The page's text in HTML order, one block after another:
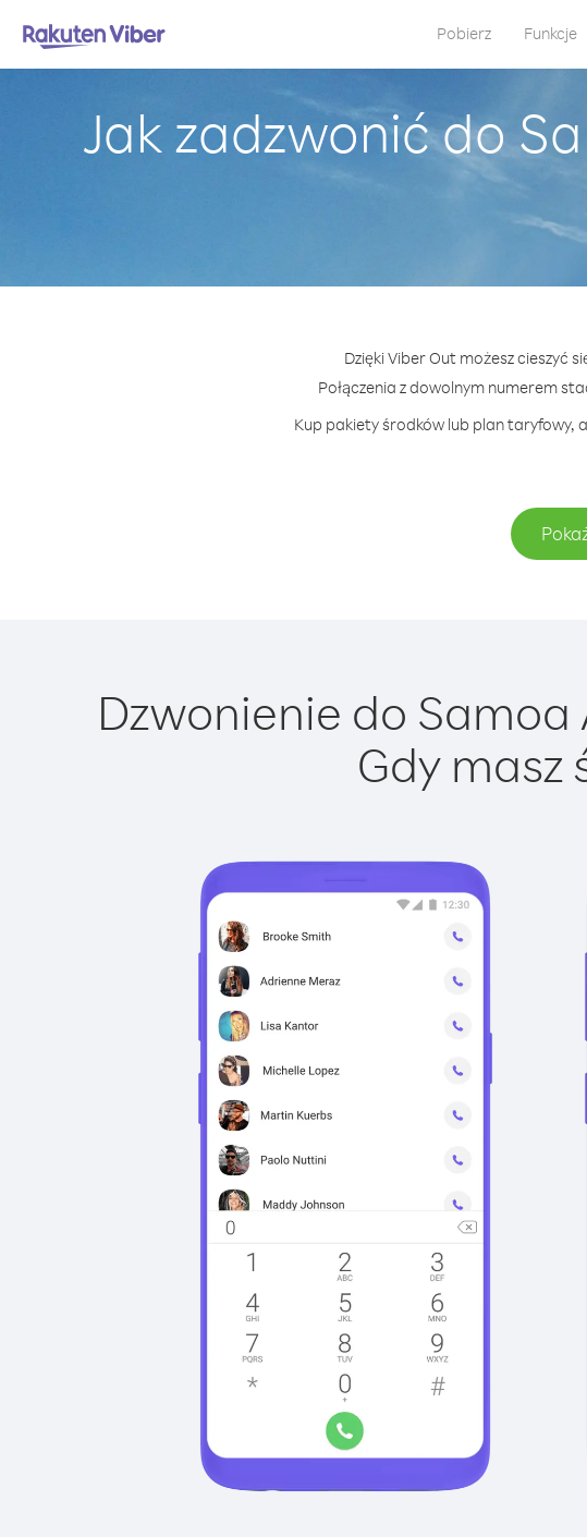
Pobierz Funkcje
Jak zadzwonić do
Dzięki Viber Out możesz cieszyć
Połączenia z dowolnym numerem
Kup pakiety środków lub plan taryfowy,
Dzwonienie do
Gdy masz